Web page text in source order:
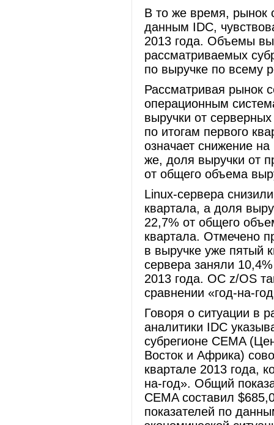
В то же время, рынок
данным IDC,
2013 года. Объемы
рассматриваемых
по выручке по всему
Рассматривая рынок
операционным
выручки от
по итогам первого
означает снижение
же, доля выручки от
от общего объема
Linux-сервера
квартала, а доля
22,7% от общего
квартала. Отмечено
в выручке уже пятый
сервера заняли
2013 года. ОС z/OS
сравнении «год-на-
Говоря о ситуации в
аналитики IDC
субрегионе CEMA
Восток и Африка)
квартале 2013 года,
на-год». Общий
CEMA составил
показателей по